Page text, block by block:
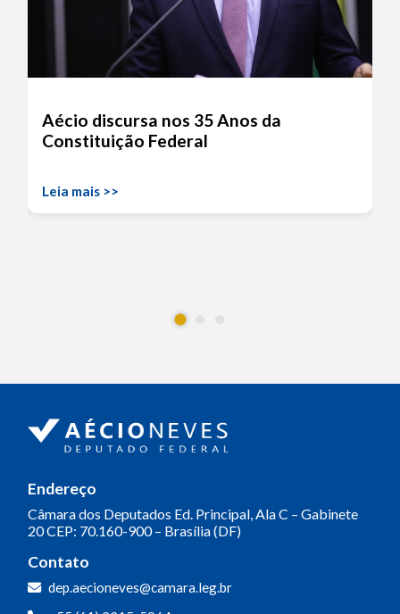
Aécio discursa nos 35 Anos da
Constituição Federal
Leia mais >>
Endereço
Câmara dos Deputados Ed. Principal, Ala C – Gabinete
20CEP: 70.160-900 – Brasília (DF)
Contato
dep.aecioneves@camara.leg.br